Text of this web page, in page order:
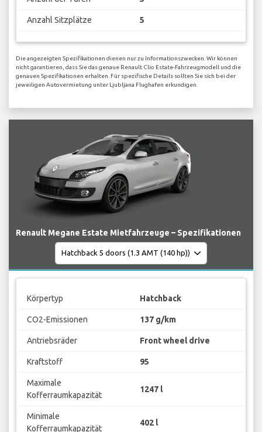
Anzahl Sitzplätze 5
Die angezeigten Spezifikationen dienen nur zu Informationszwecken. Wir können
nicht garantieren, dass Sie das genaue Renault Clio Estate-Fahrzeugmodell und die
genauen Spezifikationen erhalten. Für spezifische Details sollten Sie sich bei der
jeweiligen Autovermietung unter Ljubljana Flughafen erkundigen.
Renault Megane Estate Mietfahrzeuge – Spezifikationen
Körpertyp Hatchback
CO2-Emissionen 137 g/km
Antriebsräder Front wheel drive
Kraftstoff 95
Maximale
Kofferraumkapazität
1247 l
Minimale
Kofferraumkapazität
402 l